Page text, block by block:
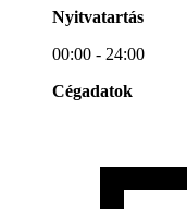
Nyitvatartás
00:00 - 24:00
Cégadatok